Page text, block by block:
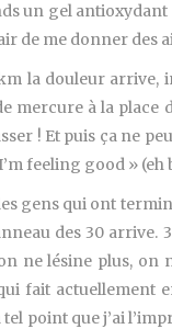
un gel
de me donner
la douleur arrive,
mercure à la place
! Et puis ça ne
feeling good » (eh
gens qui ont
des 30 arrive.
ne lésine plus, on
fait actuellement
point que j’ai